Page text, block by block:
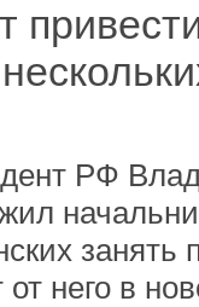
РФ
занять
него в